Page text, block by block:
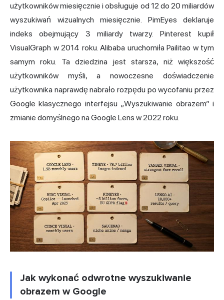
użytkowników miesięcznie i obsługuje od 12 do 20 miliardów
wyszukiwań wizualnych miesięcznie. PimEyes deklaruje
indeks obejmujący 3 miliardy twarzy. Pinterest kupił
VisualGraph w 2014 roku. Alibaba uruchomiła Pailitao w tym
samym roku. Ta dziedzina jest starsza, niż większość
użytkowników myśli, a nowoczesne doświadczenie
użytkownika naprawdę nabrało rozpędu po wycofaniu przez
Google klasycznego interfejsu „Wyszukiwanie obrazem” i
zmianie domyślnego na Google Lens w 2022 roku.
Jak wykonać odwrotne wyszukiwanie
obrazem w Google